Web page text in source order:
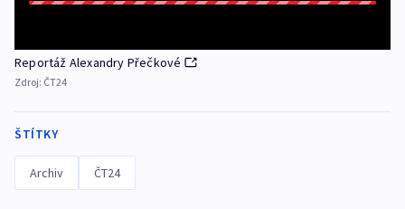
Reportáž Alexandry Přečkové
Zdroj: ČT24
ŠTÍTKY
Archiv ČT24